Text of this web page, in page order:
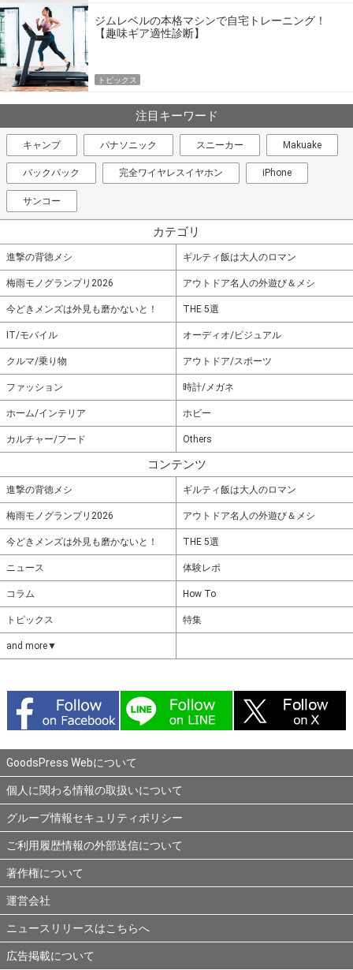
ジムレベルの本格マシンで自宅トレーニング！
【趣味ギア適性診断】
トピックス
注目キーワード
キャンプ パナソニック スニーカー Makuake
バックパック 完全ワイヤレスイヤホン iPhone
サンコー
カテゴリ
進撃の背徳メシ ギルティ飯は大人のロマン
梅雨モノグランプリ2026 アウトドア名人の外遊び＆メシ
今どきメンズは外見も磨かないと！ THE 5選
IT/モバイル オーディオ/ビジュアル
クルマ/乗り物 アウトドア/スポーツ
ファッション 時計/メガネ
ホーム/インテリア ホビー
カルチャー/フード Others
コンテンツ
進撃の背徳メシ ギルティ飯は大人のロマン
梅雨モノグランプリ2026 アウトドア名人の外遊び＆メシ
今どきメンズは外見も磨かないと！ THE 5選
ニュース 体験レポ
コラム How To
トピックス 特集
and more▼
GoodsPress Webについて
個人に関わる情報の取扱いについて
グループ情報セキュリティポリシー
ご利用履歴情報の外部送信について
著作権について
運営会社
ニュースリリースはこちらへ
広告掲載について